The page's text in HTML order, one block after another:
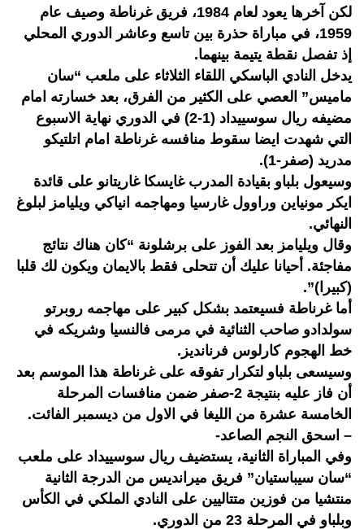
لكن آخرها يعود لعام 1984، فريق غرناطة وصيف عام
1959، في مباراة حذرة بين تاسع وعاشر الدوري المحلي
إذ تفصل نقطة يتيمة بينهما.
يدخل النادي الباسكي اللقاء الثلاثاء على ملعب “سان
ماميس” العصي على الكثير من الفرق، بعد خسارته امام
مضيفه ريال سوسييداد (1-2) في الدوري نهاية الاسبوع
التي شهدت ايضا سقوط منافسه غرناطة امام اتلتيكو
مدريد (صفر-1).
وسيعول بلباو بقيادة المدرب غايسكا غاريتانو على قائدة
ايكر مونياين وراوول غارسيا ومهاجمه انياكي ويليامز لبلوغ
النهائي.
وقال ويليامز بعد الفوز على برشلونة “كان هناك نتائج
مفاجئة. أحيانا عليك أن تتحلى فقط بالايمان ويكون لك قلبا
(كبيرا)”.
أما غرناطة فسيعتمد بشكل كبير على مهاجمه روبرتو
سولدادو صاحب الثنائية في مرمى فالنسيا وشريكه في
خط الهجوم كارلوس فرنانديز.
وسيسعى بلباو لتكرار تفوقه على غرناطة هذا الموسم بعد
أن فاز عليه بنتيجة 2-صفر ضمن منافسات المرحلة
الخامسة عشرة من الليغا في الاول من ديسمبر الفائت.
– اسحق النجم الصاعد-
وفي المباراة الثانية، يستضيف ريال سوسييداد على ملعب
“سان سيباستيان” فريق ميرانديس من الدرجة الثانية
منتشيا من فوزين متتاليين على النادي الملكي في الكأس
وبلباو في المرحلة 23 من الدوري.